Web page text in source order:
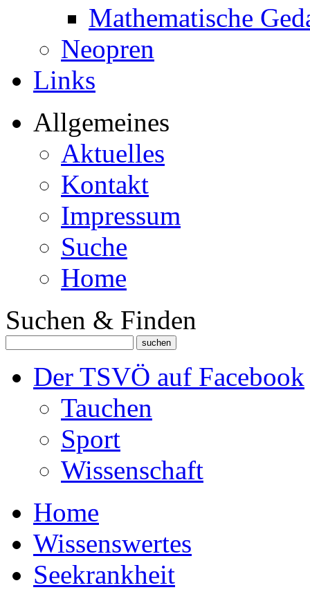
Mathematische
Neopren
Links
Allgemeines
Aktuelles
Kontakt
Impressum
Suche
Home
Suchen & Finden
Der TSVÖ auf Facebook
Tauchen
Sport
Wissenschaft
Home
Wissenswertes
Seekrankheit